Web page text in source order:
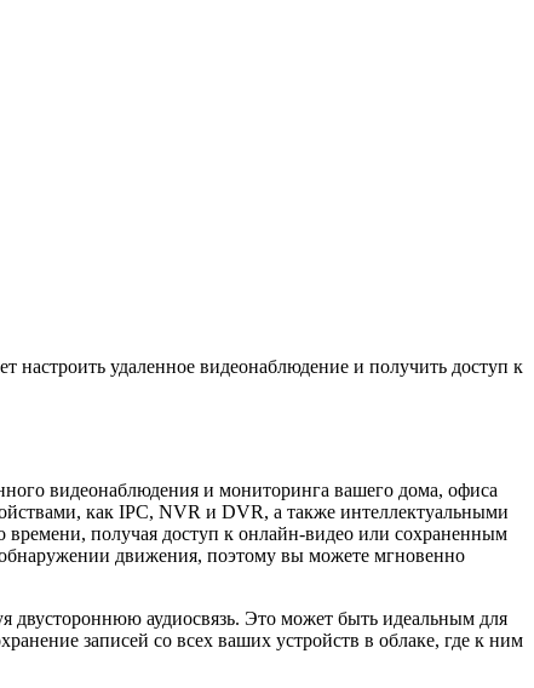
настроить удаленное видеонаблюдение и получить доступ к
видеонаблюдения и мониторинга вашего дома, офиса
как IPC, NVR и DVR, а также интеллектуальными
получая доступ к онлайн-видео или сохраненным
движения, поэтому вы можете мгновенно
двустороннюю аудиосвязь. Это может быть идеальным для
записей со всех ваших устройств в облаке, где к ним